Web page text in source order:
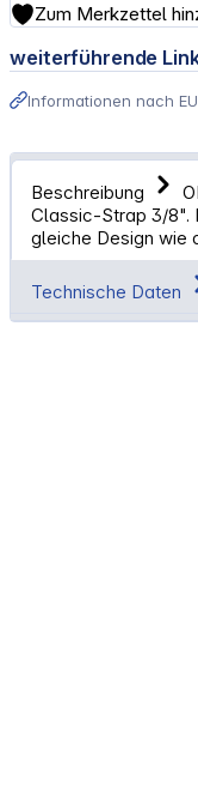
Zum Merkzettel
weiterführende
Informationen nach
Beschreibung
Classic-Strap 3/8".
gleiche Design wie
Technische Daten